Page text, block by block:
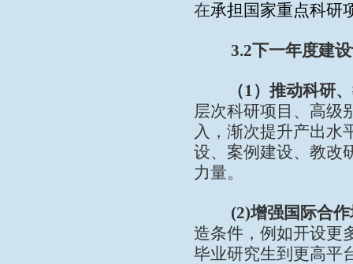
在承担国家重点科研
3.2下一年度建
（1）推动科研
层次科研项目、高级
入，渐次提升产出水
设、案例建设、教改
力量。
(2)增强国际合
造条件，例如开设更
毕业研究生到更高平